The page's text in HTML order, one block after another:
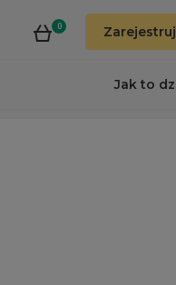
0
Jak to